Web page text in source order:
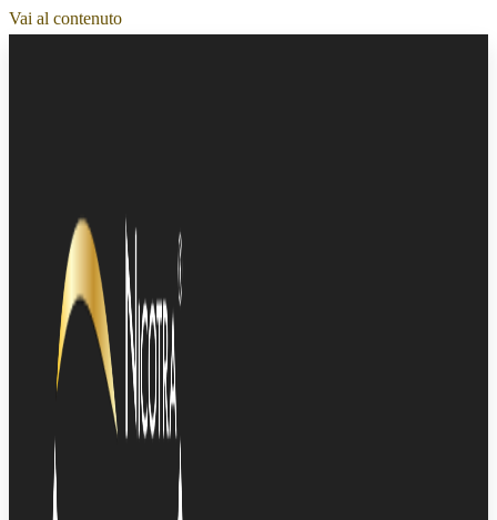
Vai al contenuto